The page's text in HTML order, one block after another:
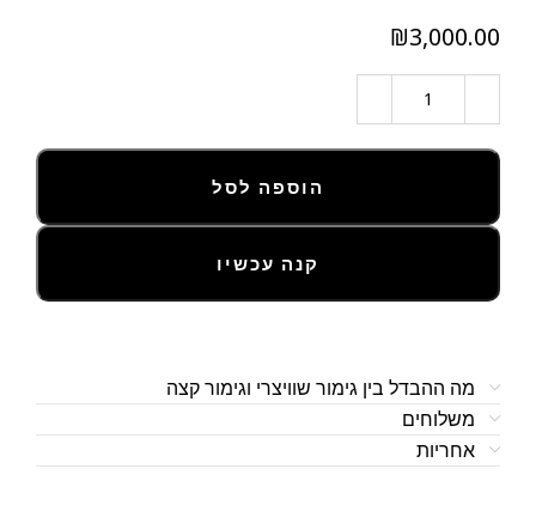
₪
הוספה לסל
קנה עכשיו
מה ההבדל בין גימור שוויצרי וגימור קצה
משלוחים
אחריות